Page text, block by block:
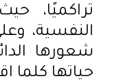
تراكميًا،
النفسية،
شعورها
حياتها كلما